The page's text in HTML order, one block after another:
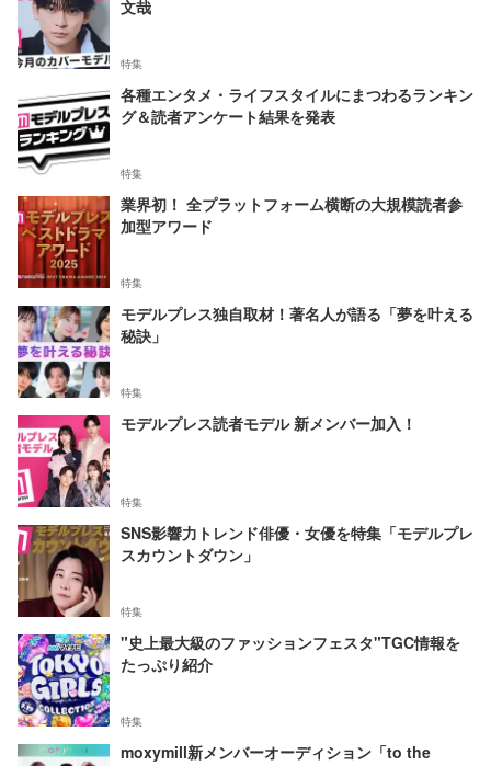
文哉
特集
各種エンタメ・ライフスタイルにまつわるランキン
グ＆読者アンケート結果を発表
特集
業界初！ 全プラットフォーム横断の大規模読者参
加型アワード
特集
モデルプレス独自取材！著名人が語る「夢を叶える
秘訣」
特集
モデルプレス読者モデル 新メンバー加入！
特集
SNS影響力トレンド俳優・女優を特集「モデルプレ
スカウントダウン」
特集
"史上最大級のファッションフェスタ"TGC情報を
たっぷり紹介
特集
moxymill新メンバーオーディション「to the